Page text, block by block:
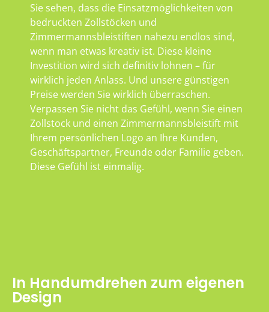
Sie sehen, dass die Einsatzmöglichkeiten von
bedruckten Zollstöcken und
Zimmermannsbleistiften nahezu endlos sind,
wenn man etwas kreativ ist. Diese kleine
Investition wird sich definitiv lohnen – für
wirklich jeden Anlass. Und unsere günstigen
Preise werden Sie wirklich überraschen.
Verpassen Sie nicht das Gefühl, wenn Sie einen
Zollstock und einen Zimmermannsbleistift mit
Ihrem persönlichen Logo an Ihre Kunden,
Geschäftspartner, Freunde oder Familie geben.
Diese Gefühl ist einmalig.
In Handumdrehen zum eigenen
Design